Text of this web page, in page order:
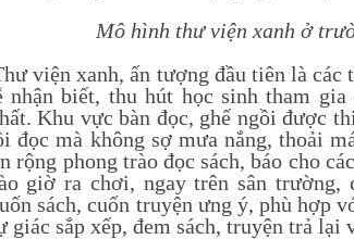
Mô hình thư viện xanh ở
viện xanh, ấn tượng đầu tiên là các
biết, thu hút học sinh tham gia
Khu vực bàn đọc, ghế ngồi được
đọc mà không sợ mưa nắng, thoải
rộng phong trào đọc sách, báo cho
giờ ra chơi, ngay trên sân
sách, cuốn truyện ưng ý, phù hợp
giác sắp xếp, đem sách, truyện trả lại